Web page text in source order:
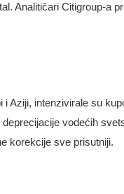
Analitičari Citigroup-a
Aziji, intenzivirale su
vodećih
korekcije sve prisutniji.